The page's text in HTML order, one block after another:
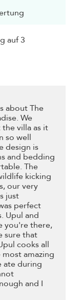
auf 3
about The
We
villa as it
so well
design is
and bedding
The
kicking
our very
just
perfect
Upul and
you're there,
sure that
cooks all
amazing
ate during
and I